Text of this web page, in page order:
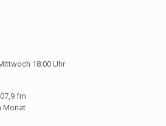
18:00 Uhr
fm
Monat